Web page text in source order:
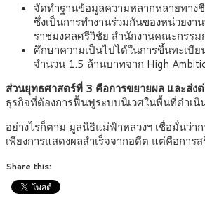
จัดทำฐานข้อมูลความหลากหลายทาง
ซึ่งเป็นการทำงานร่วมกันของหน่วยง
ราชมงคลศรีวิชัย สำนักงานคณะกรรม
ศึกษาความเป็นไปได้ในการขึ้นทะเบี
จำนวน 1.5 ล้านบาทจาก High
ส่วนยุทธศาสตร์ที่ 3 คือการขยายผล และส่ง
ธุรกิจที่ต้องการฟื้นฟูระบบนิเวศในพื้นที่ดำเ
อย่างไรก็ตาม มูลนิธิแม่ฟ้าหลวงฯ เชื่อมั่นว่
เพียงการแสดงผลสำเร็จจากอดีต แต่คือกา
Share this: